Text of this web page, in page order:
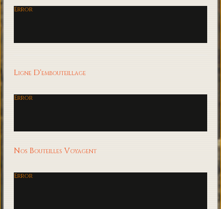
Error
Ligne D'embouteillage
Error
Nos Bouteilles Voyagent
Error